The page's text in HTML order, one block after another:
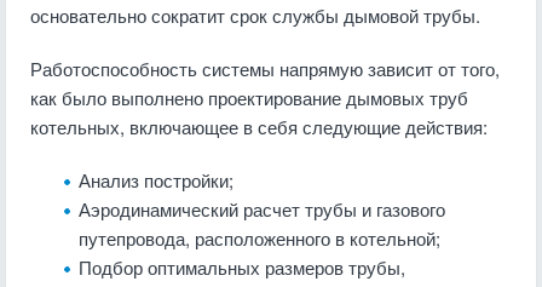
основательно сократит срок службы дымовой трубы.
Работоспособность системы напрямую зависит от того,
как было выполнено проектирование дымовых труб
котельных, включающее в себя следующие действия:
Анализ постройки;
Аэродинамический расчет трубы и газового
путепровода, расположенного в котельной;
Подбор оптимальных размеров трубы,